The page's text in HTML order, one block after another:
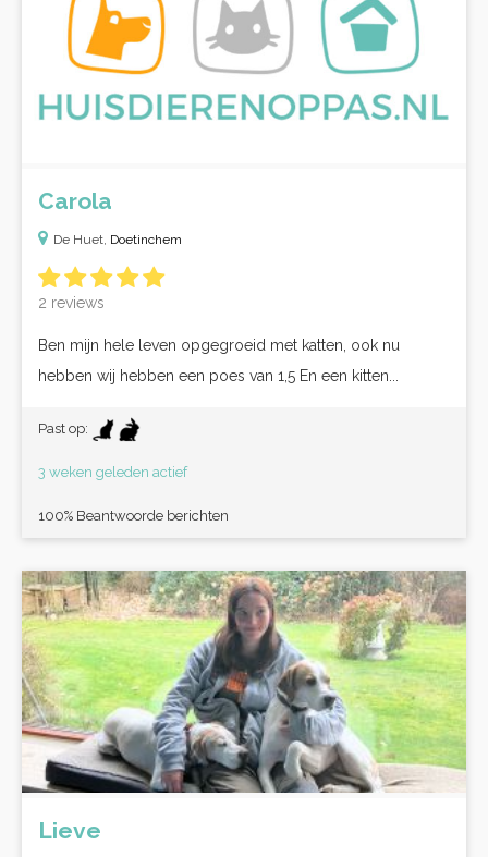
Carola
De Huet, Doetinchem
2 reviews
Ben mijn hele leven opgegroeid met katten, ook nu
hebben wij hebben een poes van 1,5 En een kitten...
Past op:
3 weken geleden actief
100% Beantwoorde berichten
Lieve